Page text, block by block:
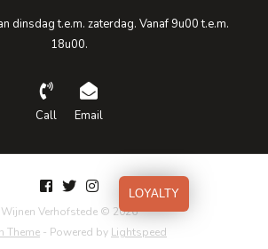
dinsdag t.e.m. zaterdag. Vanaf 9u00 t.e.m.
18u00.
Call Email
Wijnen Verhofstede © 2026
Theme - Powered by Lightspeed
LOYALTY